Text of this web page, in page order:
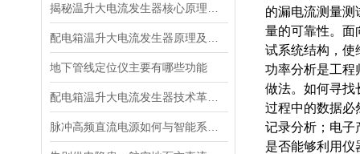
地下管线定位仪主要有哪些功能
的漏电流测量
量的可靠性。面
试系统结构，使
功率分析是工程
做法。如何寻找
过程中的数据必
记录分析；电
是否能够利用